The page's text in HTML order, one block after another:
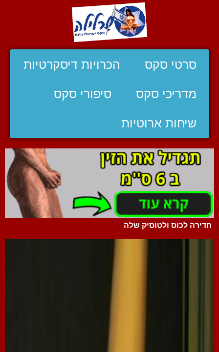
סרטי סקס הכרויות דיסקרטיות
מדריכי סקס סיפורי סקס
שיחות ארוטיות
חדירה לכוס ולטוסיק שלה